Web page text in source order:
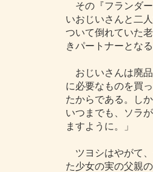
その『フランダー
いおじいさんと二
ついて倒れていた
きパートナーとな
おじいさんは廃品
に必要なものを買
たからである。し
いつまでも、ソラ
ますように。」
ツヨシはやがて、
た少女の実の父親